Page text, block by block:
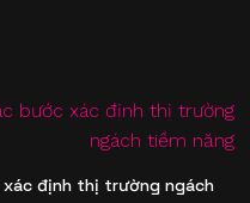
định thị trường ngách